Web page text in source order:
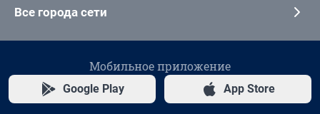
Все города сети
Мобильное приложение
Google Play App Store